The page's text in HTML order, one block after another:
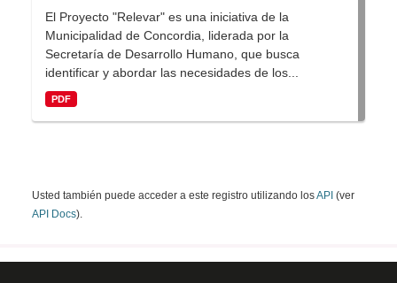
El Proyecto "Relevar" es una iniciativa de la
Municipalidad de Concordia, liderada por la
Secretaría de Desarrollo Humano, que busca
identificar y abordar las necesidades de los...
PDF
Usted también puede acceder a este registro utilizando losAPI (ver
API Docs).